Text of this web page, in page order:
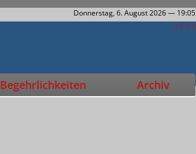
Donnerstag, 6. August 2026— 19:05
Begehrlichkeiten Archiv